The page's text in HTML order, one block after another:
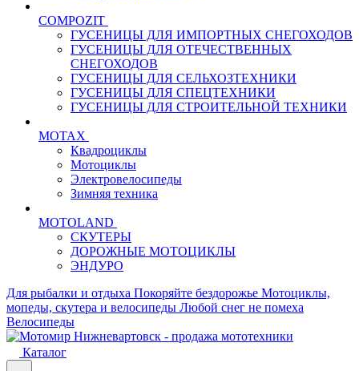
COMPOZIT
ГУСЕНИЦЫ ДЛЯ ИМПОРТНЫХ СНЕГОХОДОВ
ГУСЕНИЦЫ ДЛЯ ОТЕЧЕСТВЕННЫХ
СНЕГОХОДОВ
ГУСЕНИЦЫ ДЛЯ СЕЛЬХОЗТЕХНИКИ
ГУСЕНИЦЫ ДЛЯ СПЕЦТЕХНИКИ
ГУСЕНИЦЫ ДЛЯ СТРОИТЕЛЬНОЙ ТЕХНИКИ
MOTAX
Квадроциклы
Мотоциклы
Электровелосипеды
Зимняя техника
MOTOLAND
СКУТЕРЫ
ДОРОЖНЫЕ МОТОЦИКЛЫ
ЭНДУРО
Для рыбалки и отдыха Покоряйте бездорожье Мотоциклы,
мопеды, скутера и велосипеды Любой снег не помеха
Велосипеды
Каталог